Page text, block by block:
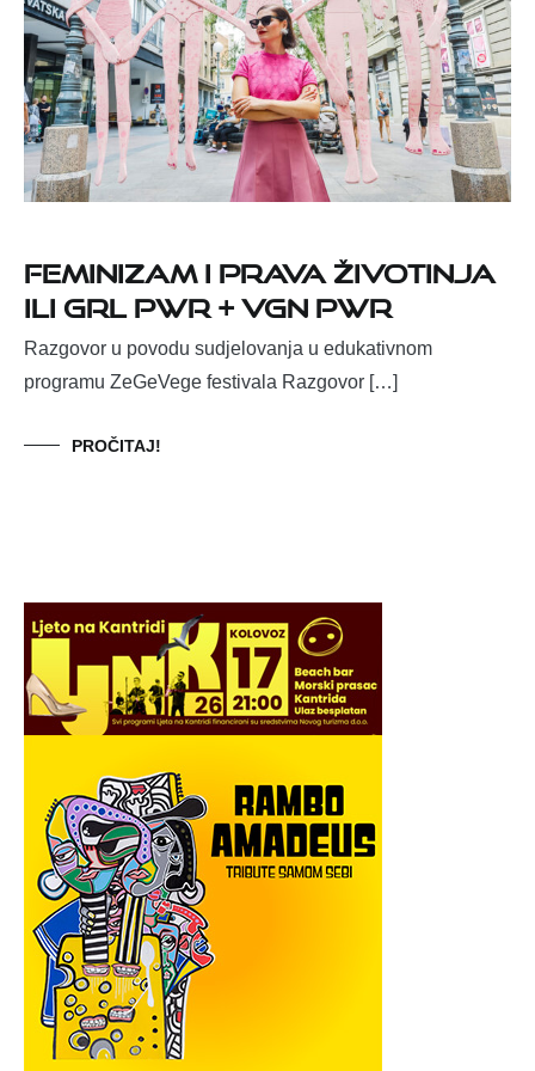
Feminizam i prava životinja
ili grl pwr + vgn pwr
Razgovor u povodu sudjelovanja u edukativnom
programu ZeGeVege festivala Razgovor […]
PROČITAJ!